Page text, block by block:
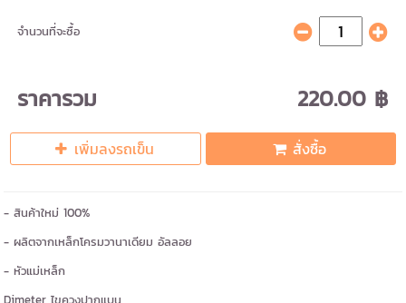
จำนวนที่จะซื้อ
ราคารวม 220.00 ฿
เพิ่มลงรถเข็น สั่งซื้อ
- สินค้าใหม่ 100%
- ผลิตจากเหล็กโครมวานาเดียม อัลลอย
- หัวแม่เหล็ก